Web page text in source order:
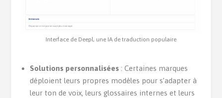
Interface de Deepl, une IA de traduction populaire
Solutions personnalisées: Certaines marques
déploient leurs propres modèles pour s’adapter à
leur ton de voix, leurs glossaires internes et leurs